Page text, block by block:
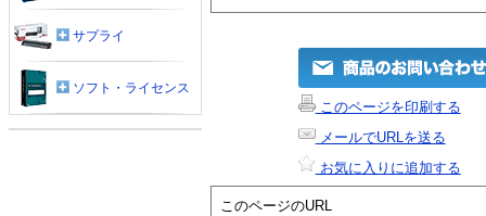
このページを印刷する
メールでURLを送る
お気に入りに追加する
このページのURL
サプライ
ソフト・ライセンス